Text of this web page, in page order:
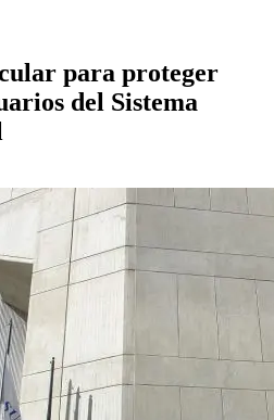
para proteger
del Sistema